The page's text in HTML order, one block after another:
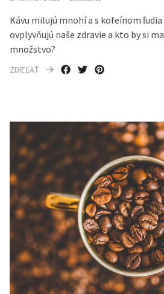
Kávu milujú mnohí a s kofeínom
ovplyvňujú naše zdravie a kto by si
množstvo?
ZDIEĽAŤ